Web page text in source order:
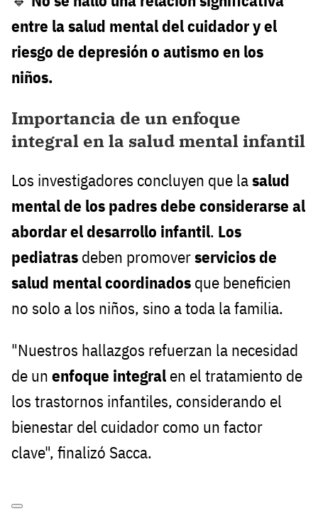
entre la salud mental del cuidador y el
riesgo de depresión o autismo en los
niños.
Importancia de un enfoque
integral en la salud mental infantil
Los investigadores concluyen que lasalud
mental de los padres debe considerarse al
abordar el desarrollo infantil. Los
pediatras deben promoverservicios de
salud mental coordinados que beneficien
no solo a los niños, sino a toda la familia.
"Nuestros hallazgos refuerzan la necesidad
de un enfoque integral en el tratamiento de
los trastornos infantiles, considerando el
bienestar del cuidador como un factor
clave", finalizó Sacca.